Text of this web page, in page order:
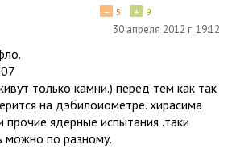
+ 9
− 5
30 апреля 2012 г. 19:12
только камни.) перед тем как так
на дэбилоиометре. хирасима
прочие ядерные испытания .таки
можно по разному.